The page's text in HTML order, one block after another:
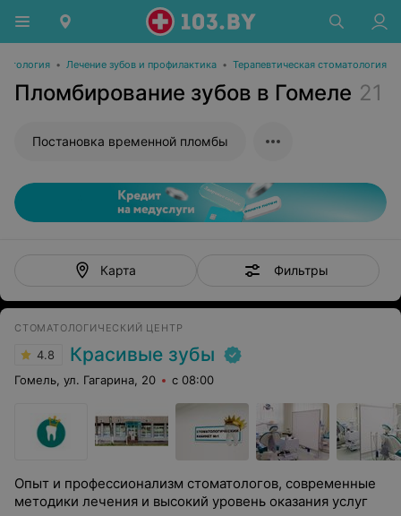
• Лечение зубов и профилактика • Терапевтическая стоматология
Пломбирование зубов в Гомеле 21
Постановка временной пломбы
Карта Фильтры
СТОМАТОЛОГИЧЕСКИЙ ЦЕНТР
4.8 Красивые зубы
Гомель, ул. Гагарина, 20 с 08:00
Опыт и профессионализм стоматологов, современные
методики лечения и высокий уровень оказания услуг